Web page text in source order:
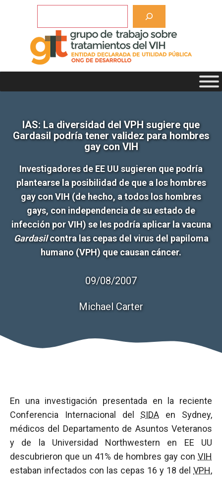
IAS: La diversidad del VPH sugiere que
Gardasil podría tener validez para hombres
gay con VIH
Investigadores de EE UU sugieren que podría
plantearse la posibilidad de que a los hombres
gay con VIH (de hecho, a todos los hombres
gays, con independencia de su estado de
infección por VIH) se les podría aplicar la vacuna
Gardasilcontra las cepas del virus del papiloma
humano (VPH) que causan cáncer.
09/08/2007
Michael Carter
En una investigación presentada en la reciente
Conferencia Internacional del SIDA en Sydney,
médicos del Departamento de Asuntos Veteranos
y de la Universidad Northwestern en EE UU
descubrieron que un 41% de hombres gay con VIH
estaban infectados con las cepas 16 y 18 del VPH,